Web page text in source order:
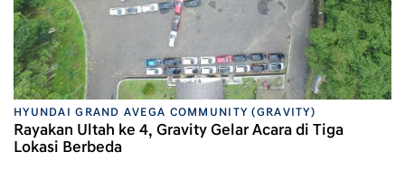
HYUNDAI GRAND AVEGA COMMUNITY (GRAVITY)
Rayakan Ultah ke 4, Gravity Gelar Acara di Tiga
Lokasi Berbeda